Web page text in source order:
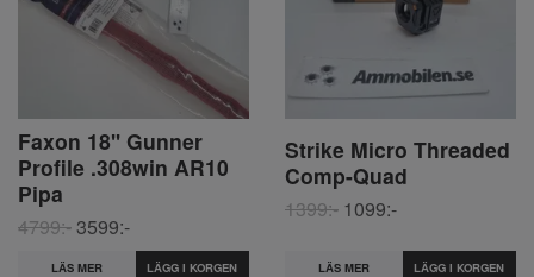
Faxon 18'' Gunner
Profile .308win AR10
Pipa
4799:- 3599:-
LÄS MER
Strike Micro Threaded
Comp-Quad
1399:- 1099:-
LÄS MER